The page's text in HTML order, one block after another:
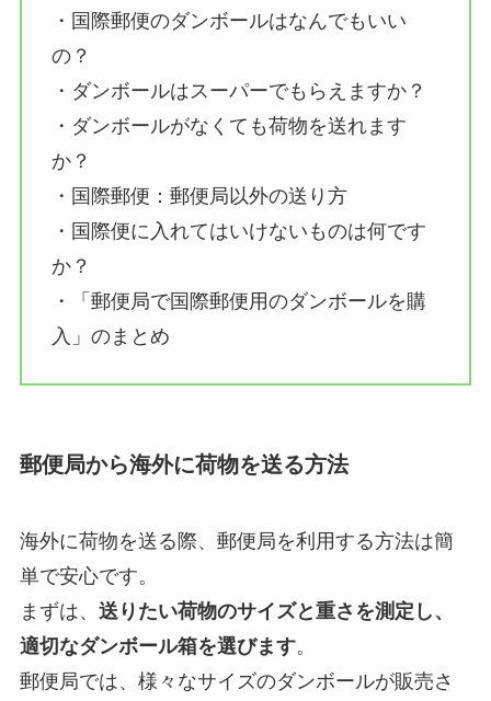
・国際郵便のダンボールはなんでもいい
の？
・ダンボールはスーパーでもらえますか？
・ダンボールがなくても荷物を送れます
か？
・国際郵便：郵便局以外の送り方
・国際便に入れてはいけないものは何です
か？
・「郵便局で国際郵便用のダンボールを購
入」のまとめ
郵便局から海外に荷物を送る方法
海外に荷物を送る際、郵便局を利用する方法は簡
単で安心です。
まずは、 送りたい荷物のサイズと重さを測定し、
適切なダンボール箱を選びます。
郵便局では、様々なサイズのダンボールが販売さ